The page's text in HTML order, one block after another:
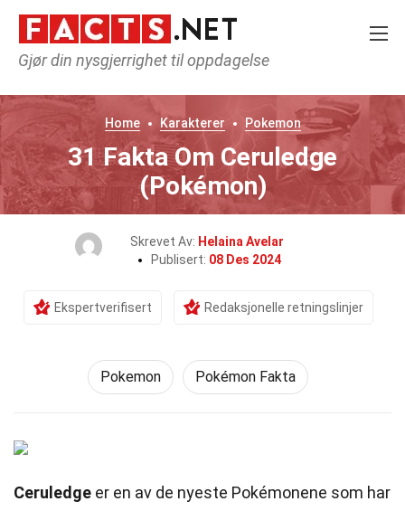
Gjør din nysgjerrighet til oppdagelse
Home Karakterer Pokemon
31 Fakta Om Ceruledge
(Pokémon)
Skrevet Av: Helaina Avelar
Publisert: 08 Des 2024
Ekspertverifisert Redaksjonelle retningslinjer
Pokemon Pokémon Fakta
Ceruledge er en av de nyeste Pokémonene som har